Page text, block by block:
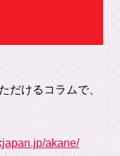
だけるコラムで、
akane/